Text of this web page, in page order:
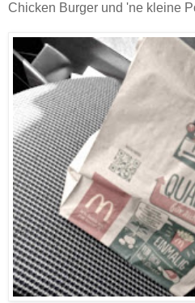
Chicken Burger und 'ne kleine